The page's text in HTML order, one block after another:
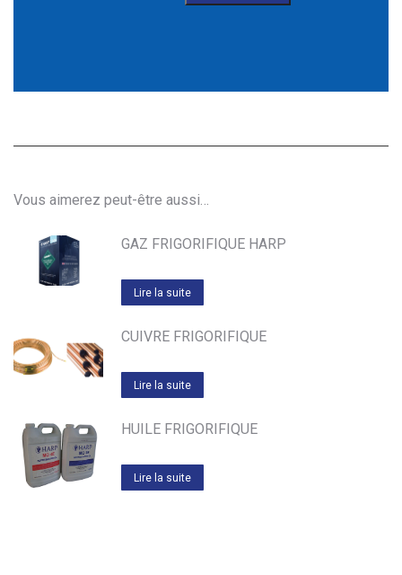
Vous aimerez peut-être aussi…
GAZ FRIGORIFIQUE HARP
Lire la suite
CUIVRE FRIGORIFIQUE
Lire la suite
HUILE FRIGORIFIQUE
Lire la suite